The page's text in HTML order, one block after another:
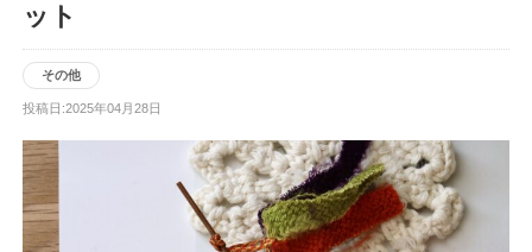
ット
その他
投稿日:2025年04月28日